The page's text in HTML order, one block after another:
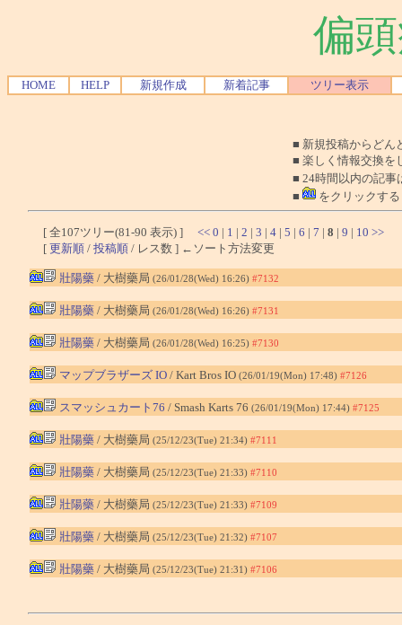
偏
HOME HELP 新規作成 新着記事 ツリー表示
■ 新規投稿からどん
■ 楽しく情報交換を
■ 24時間以内の記事
■
をクリックす
[ 全107ツリー(81-90 表示) ] << 0 | 1 | 2 | 3 | 4 | 5 | 6 | 7 | 8 | 9 | 10 >>
[ 更新順 / 投稿順 / レス数 ] ←ソート方法変更
壯陽藥/ 大樹藥局 (26/01/28(Wed) 16:26) #7132
壯陽藥/ 大樹藥局 (26/01/28(Wed) 16:26) #7131
壯陽藥/ 大樹藥局 (26/01/28(Wed) 16:25) #7130
マップブラザーズ IO/ Kart Bros IO (26/01/19(Mon) 17:48) #7126
スマッシュカート76 / Smash Karts 76 (26/01/19(Mon) 17:44) #7125
壯陽藥/ 大樹藥局 (25/12/23(Tue) 21:34) #7111
壯陽藥/ 大樹藥局 (25/12/23(Tue) 21:33) #7110
壯陽藥/ 大樹藥局 (25/12/23(Tue) 21:33) #7109
壯陽藥/ 大樹藥局 (25/12/23(Tue) 21:32) #7107
壯陽藥/ 大樹藥局 (25/12/23(Tue) 21:31) #7106